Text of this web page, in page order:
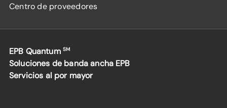
Centro de proveedores
EPB Quantum SM
Soluciones de banda ancha EPB
Servicios al por mayor